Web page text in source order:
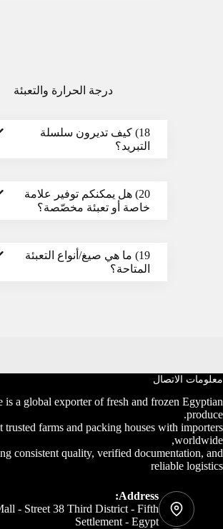
درجة الحرارة والتعبئة
18) كيف تديرون سلسلة
التبريد؟
20) هل يمكنكم توفير علامة
خاصة أو تعبئة مخصّصة؟
19) ما هي صيغ/أنواع التعبئة
المتاحة؟
معلومات الاتصال
is a global exporter of fresh and frozen Egyptian
produce.
trusted farms and packing houses with importers
worldwide,
consistent quality, verified documentation, and
reliable logistics
Address:
- Street 38 Third District - Fifth
Settlement - Egypt